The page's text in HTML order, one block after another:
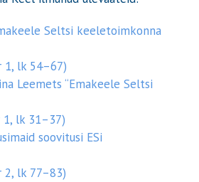
Seltsi keeletoimkonna
1, lk 54–67)
Leemets “Emakeele Seltsi
1, lk 31–37)
soovitusi ESi
2, lk 77–83)